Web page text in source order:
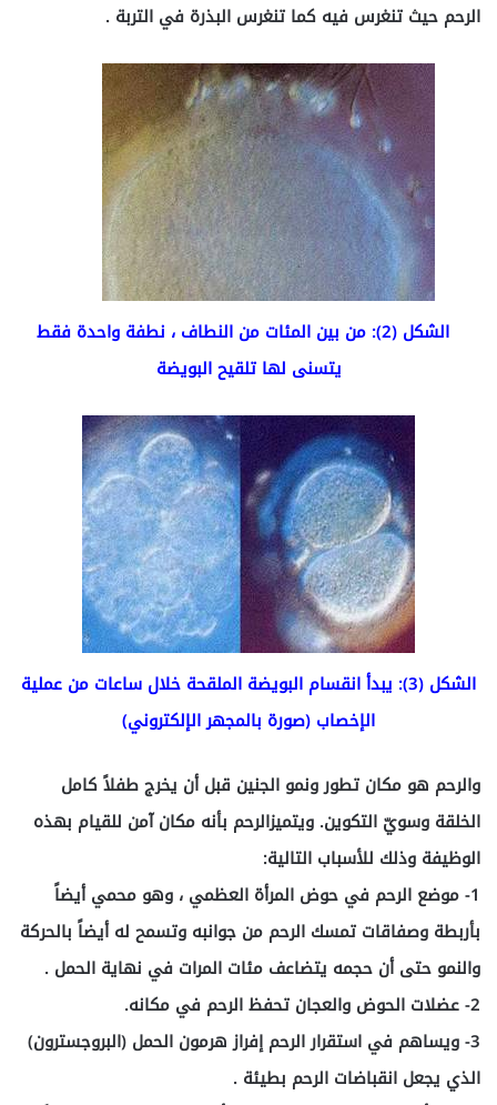
الرحم حيث تنغرس فيه كما تنغرس البذرة في التربة .
الشكل (2): من بين المئات من النطاف ، نطفة واحدة فقط
يتسنى لها تلقيح البويضة
الشكل (3): يبدأ انقسام البويضة الملقحة خلال ساعات من عملية
الإخصاب (صورة بالمجهر الإلكتروني)
والرحم هو مكان تطور ونمو الجنين قبل أن يخرج طفلاً كامل
الخلقة وسويّ التكوين. ويتميزالرحم بأنه مكان آمن للقيام بهذه
الوظيفة وذلك للأسباب التالية:
1- موضع الرحم في حوض المرأة العظمي ، وهو محمي أيضاً
بأربطة وصفاقات تمسك الرحم من جوانبه وتسمح له أيضاً بالحركة
والنمو حتى أن حجمه يتضاعف مئات المرات في نهاية الحمل .
2- عضلات الحوض والعجان تحفظ الرحم في مكانه.
3- ويساهم في استقرار الرحم إفراز هرمون الحمل (البروجسترون)
الذي يجعل انقباضات الرحم بطيئة .